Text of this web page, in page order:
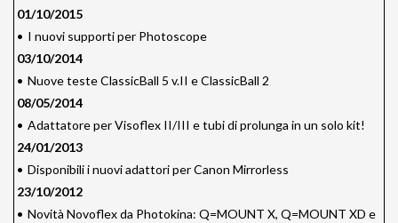
01/10/2015
• I nuovi supporti per Photoscope
03/10/2014
• Nuove teste ClassicBall 5 v.II e ClassicBall 2
08/05/2014
• Adattatore per Visoflex II/III e tubi di prolunga in un solo kit!
24/01/2013
• Disponibili i nuovi adattori per Canon Mirrorless
23/10/2012
• Novità Novoflex da Photokina: Q=MOUNT X, Q=MOUNT XD e